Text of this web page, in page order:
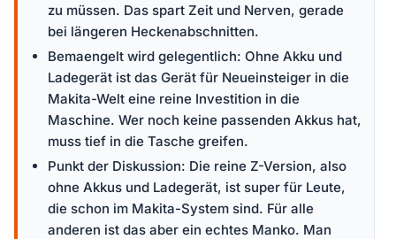
zu müssen. Das spart Zeit und Nerven, gerade
bei längeren Heckenabschnitten.
Bemaengelt wird gelegentlich: Ohne Akku und
Ladegerät ist das Gerät für Neueinsteiger in die
Makita-Welt eine reine Investition in die
Maschine. Wer noch keine passenden Akkus hat,
muss tief in die Tasche greifen.
Punkt der Diskussion: Die reine Z-Version, also
ohne Akkus und Ladegerät, ist super für Leute,
die schon im Makita-System sind. Für alle
anderen ist das aber ein echtes Manko. Man